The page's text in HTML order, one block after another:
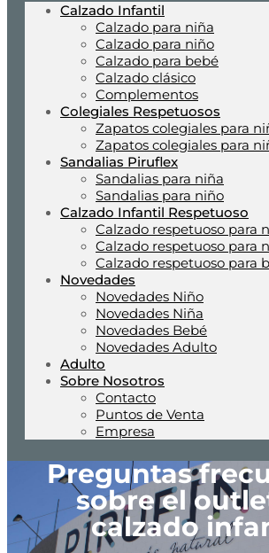
Calzado Infantil
Calzado para niña
Calzado para niño
Calzado para bebé
Calzado clásico
Complementos
Colegiales Respetuosos
Zapatos colegiales para
Zapatos colegiales para
Sandalias Piruflex
Sandalias para niña
Sandalias para niño
Calzado Infantil Respetuoso
Calzado respetuoso para
Calzado respetuoso para
Calzado respetuoso para
Novedades
Novedades Niño
Novedades Niña
Novedades Bebé
Novedades Adulto
Adulto
Sobre Nosotros
Contacto
Puntos de Venta
Empresa
Preguntas
sobre el
calzado